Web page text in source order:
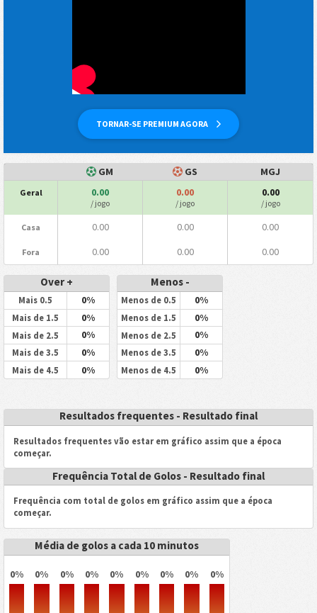
TORNAR-SE PREMIUM AGORA
GM GS MGJ
Geral 0.00
/ jogo
0.00
/ jogo
0.00
/ jogo
Casa 0.00 0.00 0.00
Fora 0.00 0.00 0.00
Over +
Mais 0.5 0%
Mais de 1.5 0%
Mais de 2.5 0%
Mais de 3.5 0%
Mais de 4.5 0%
Menos -
Menos de 0.5 0%
Menos de 1.5 0%
Menos de 2.5 0%
Menos de 3.5 0%
Menos de 4.5 0%
Resultados frequentes - Resultado final
Resultados frequentes vão estar em gráfico assim que a época
começar.
Frequência Total de Golos - Resultado final
Frequência com total de golos em gráfico assim que a época
começar.
Média de golos a cada 10 minutos
0% 0% 0% 0% 0% 0% 0% 0% 0%